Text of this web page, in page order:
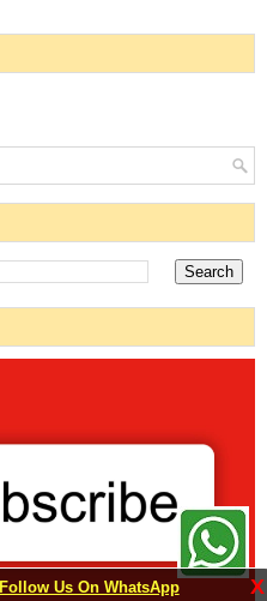
Follow Us On WhatsApp X